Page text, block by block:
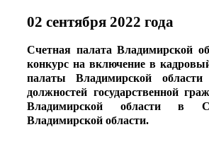
02 сентября 2022 года
Счетная палата Владимирской
конкурс на включение в
палаты Владимирской
должностей государственной
Владимирской области в
Владимирской области.